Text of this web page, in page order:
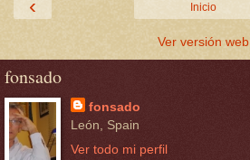
‹ Inicio
Ver versión web
fonsado
fonsado
León, Spain
Ver todo mi perfil